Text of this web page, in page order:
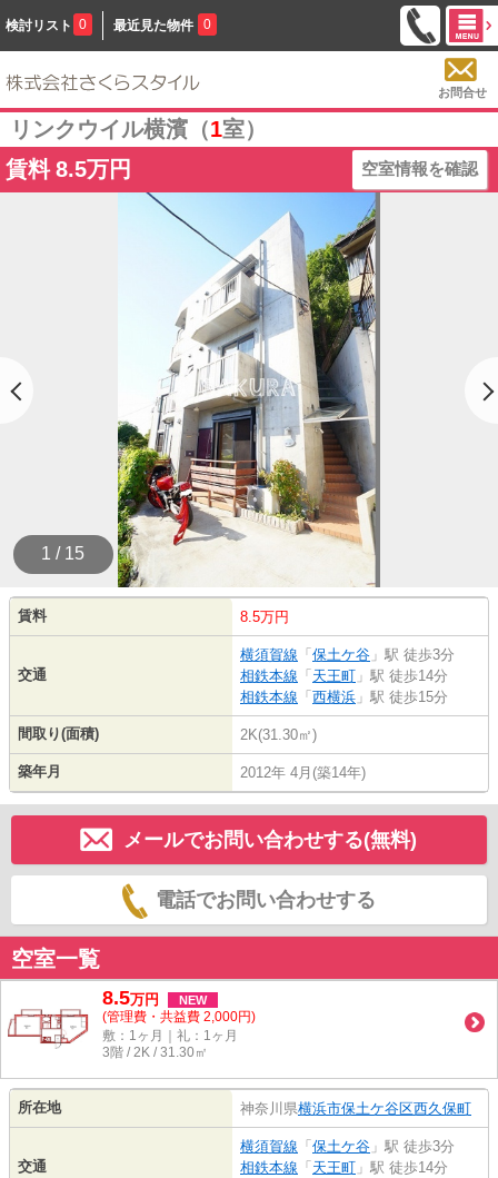
検討リスト 0 最近見た物件 0
お問合せ
リンクウイル横濱（1室）
賃料 8.5万円 空室情報を確認
1 / 15
賃料 8.5万円
交通
横須賀線 「 保土ケ谷 」駅 徒歩3分
相鉄本線 「 天王町 」駅 徒歩14分
相鉄本線 「 西横浜 」駅 徒歩15分
間取り(面積) 2K(31.30㎡)
築年月 2012年 4月(築14年)
メールでお問い合わせする(無料)
電話でお問い合わせする
空室一覧
8.5万円 NEW
(管理費・共益費 2,000円)
敷：1ヶ月｜礼：1ヶ月
3階 / 2K / 31.30㎡
所在地 神奈川県横浜市保土ケ谷区西久保町
交通
横須賀線 「 保土ケ谷 」駅 徒歩3分
相鉄本線 「 天王町 」駅 徒歩14分